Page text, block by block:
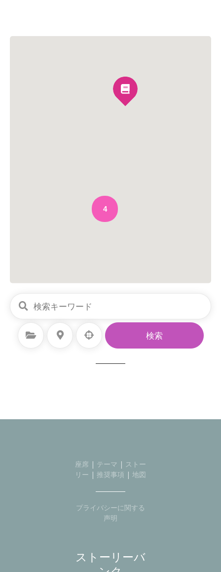
4
カテゴリーを選択 検索
座席 | テーマ | ストー
リー | 推奨事項 | 地図
プライバシーに関する
声明
ストーリーバ